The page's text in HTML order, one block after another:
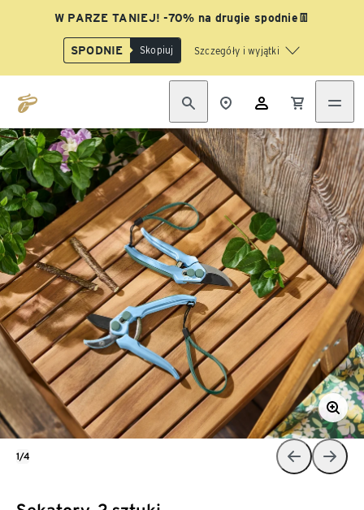
W PARZE TANIEJ! -70% na drugie spodnie👖
SPODNIE Skopiuj Szczegóły i wyjątki
1/4